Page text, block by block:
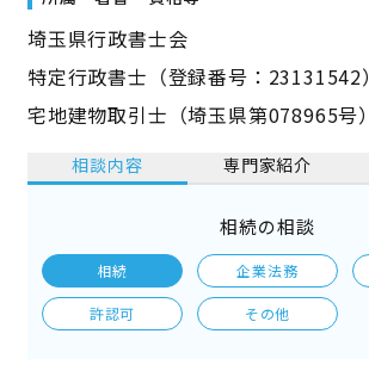
埼玉県行政書士会
特定行政書士（登録番号：23131542）
宅地建物取引士（埼玉県第078965号）
相談内容 専門家紹介
相続の相談
相続 企業法務
許認可 その他